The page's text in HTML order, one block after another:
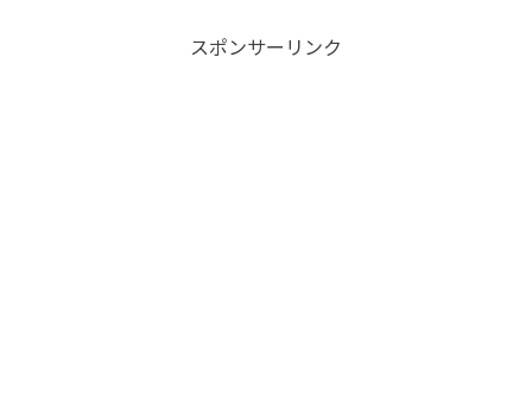
スポンサーリンク